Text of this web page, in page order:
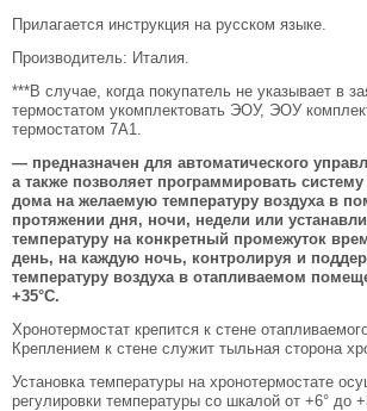
Прилагается инструкция на русском языке.
Производитель: Италия.
***В случае, когда покупатель не указывает в
термостатом укомплектовать ЭОУ, ЭОУ
термостатом 7А1.
— предназначен для автоматического
а также позволяет программировать
дома на желаемую температуру воздуха в
протяжении дня, ночи, недели или
температуру на конкретный промежуток
день, на каждую ночь, контролируя и
температуру воздуха в отапливаемом
+35°С.
Хронотермостат крепится к стене
Креплением к стене служит тыльная сторона
Установка температуры на хронотермостате
регулировки температуры со шкалой от +6° до